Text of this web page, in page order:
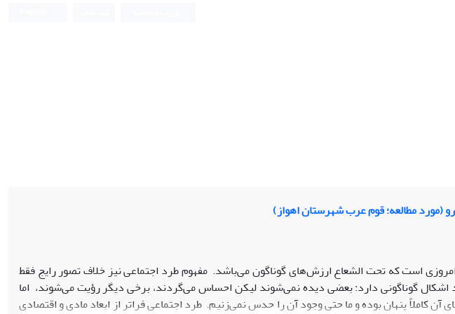
(مورد مطالعه؛ قوم عرب شهرستان اهواز)
است که تحت الشعاع ارزش‌های گوناگون می‌باشد. مفهوم طرد اجتماعی نیز خلاف تصور رایج فقط
گوناگونی دارد: بعضی دیده نمی‌شوند لیکن احساس می‌گردند، برخی دیگر رؤیت می‌شوند، اما
پنهان بوده و ما حتی وجود آن را حدس نمی‌زنیم. طرد اجتماعی فراتر از ابعاد مادی و اقتصادی